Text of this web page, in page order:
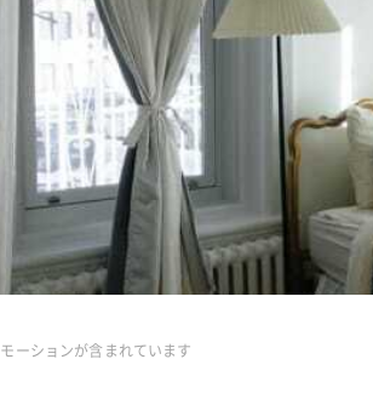
ーションが含まれています